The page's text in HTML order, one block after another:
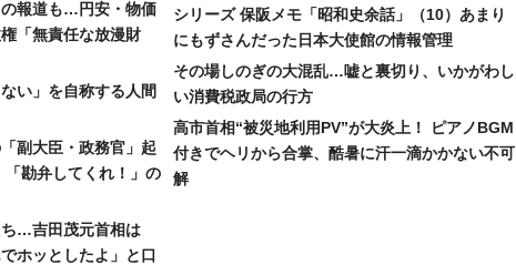
の報道も…円安・物価
「無責任な放漫財
い」を自称する人間
副大臣・政務官」起
勘弁してくれ！」の
…吉田茂元首相は
ホッとしたよ」と口
シリーズ 保阪メモ「昭和史余話」（10）あまり
にもずさんだった日本大使館の情報管理
その場しのぎの大混乱…嘘と裏切り、いかがわし
い消費税政局の行方
高市首相“被災地利用PV”が大炎上！ ピアノBGM
付きでヘリから合掌、酷暑に汗一滴かかない不可
解